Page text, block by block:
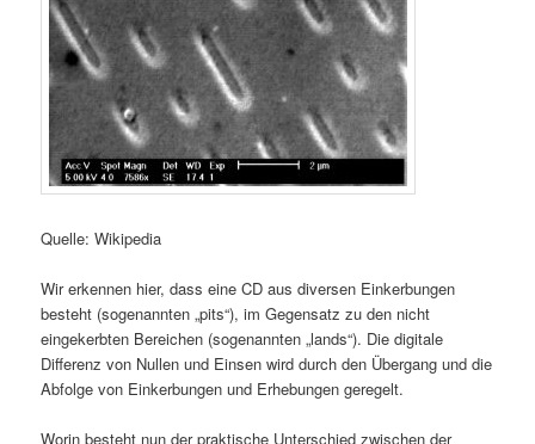
Quelle: Wikipedia
Wir erkennen hier, dass eine CD aus diversen Einkerbungen
besteht (sogenannten „pits“), im Gegensatz zu den nicht
eingekerbten Bereichen (sogenannten „lands“). Die digitale
Differenz von Nullen und Einsen wird durch den Übergang und die
Abfolge von Einkerbungen und Erhebungen geregelt.
Worin besteht nun der praktische Unterschied zwischen der